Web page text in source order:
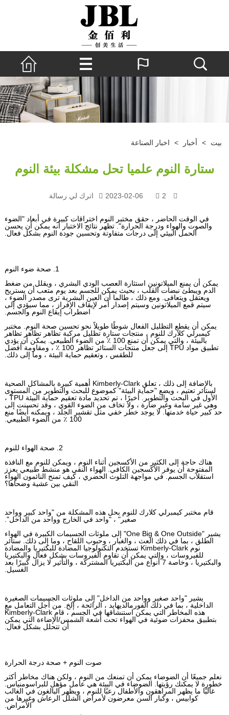
بيت > أخبار > اخبار الصناعة
ستارة النوم علميا تحل مشكلة بيئة النوم
2023-02-06 اترك لي رسالة
في الوقت الحاضر ، حقق مختبر النوم اختراقات كبيرة في أبعاد "الضوء
والصوت والهواء ودرجة الحرارة". تظهر نتائج الاختبار أنه يمكن أن يحسن
الحمل البيئي إلى درجات متفاوتة وتحسين جودة النوم بشكل فعال.
يمكن أن يمنع الميلاتونين استثارة العصب الودي البشري ، ويقلل من ضغط
الدم ويبطئ نبضات القلب ، بحيث يمكن للجسم بعد يوم متعب أن يستريح
ويعتقل ويتعافى. ومع ذلك ، طالما أن العين البشرية ترى مصدر الضوء ،
سيتم قمع الميلاتونين وسيتم إصدار أمر لإيقاف الإفراز ، مما سيؤدي إلى
اضطراب إيقاع النوم والجسم.
يمكن أن يقطع التظليل الفعال شوطًا طويلاً نحو تحسين صحة النوم. مختبر
كيمبرلي كلارك للنوم ، منتجات ستارة تظليل مركبة تظاهر تظاهر تظاهر
بالبيئة ، والتي يمكن أن تمنع 100 ٪ من الضوء الطبيعي. يمكن أن يؤدي
تطبيق مواد TPU إلى جعل منتجات الستائر تظاهر 100 ٪ ، ومقاومة أفضل
للطقس ، وتعقيم حماية البيئة ، وما إلى ذلك.
بالإضافة إلى ذلك ، تعلق Kimberly-Clark أهمية كبيرة بالمشاكل الصحية
لستائر تعتيم ، ويضع "حماية البيئة" كموضوع للبحث والتطوير من المستوى
الأول في البحث والتطوير. أخيرًا ، تم تحديد مادة تعقيم حماية البيئة TPU ،
وهي غير سامة وغير ضارة ، ولا تخاف من الضوء القوي ، وقد تحسنت إلى
حد كبير حياة خدمتها. لا يوجد خطر خفي مثل تقشير الجلد ، ويمكنه أيضًا منع
100 ٪ من الضوء الطبيعي.
2. صحة الهواء للنوم
هناك حاجة إلى الكثير من الأكسجين أثناء النوم ، ويمكن للنوم مع النافذة
المفتوحة أن يوفر الأكسجين الكافي. الهواء النقي هو منشط طبيعي يعزز
استقلاب الجسم. في مواجهة التلوث الحضري ، كيف تمنح النائمون الهواء
النقي بين عشية وضحاها؟
قام مختبر كيمبرلي كلارك للنوم بحل هذه المشكلة من "واحد كبير وواحد
صغير" ، "واحد في الخارج وواحد من الداخل".
يشير "One Big & One Outside" إلى ملوثات الجسيمات الكبيرة في الهواء
الطلق ، بما في ذلك العث ، والغبار ، وحبوب اللقاح ، وما إلى ذلك. ستائر
نوم Kimberly-Clark تستخدم التكنولوجيا المضادة للبكتيريا والمضادة
للفيروسات ، والتي يمكن أن تقاوم الفيروسات بشكل فعال والبكتيريا
والبكتيريا ، وخاصة 7 أنواع من البكتيريا المشتركة ، والتأثير لا يزال كبيرًا بعد
الغسيل.
يشير "واحد صغير وواحد من الداخل" إلى ملوثات الجسيمات الصغيرة
الداخلية ، بما في ذلك الفورمالديهايد ، الرائحة ، إلخ. من أجل التعامل مع
هذه المخاطر التي يمكن استنشاقها في الجسم ، قام Kimberly-Clark
بتطبيق محفزات ضوئية في الهواء تحت أشعة الشمس/الإضاءة التي يمكن
أن تتحلل بشكل فعال.
صوت النوم + صحة درجة الحرارة
نعلم جميعًا أن الضوضاء يمكن أن تمنعك من النوم ، ولكن هناك مخاطر أكثر
خطورة لا يمكنك رؤيتها. الضوضاء في البيئة هي عامل مؤهل للبراسومنياس.
غالبًا ما يظهر المراهقون والأطفال رعبًا للنوم ، ويظهر البالغون في الغالب
كوابيس ، وكبار السن معرضون لأمراض الشلل الرعاش وغيرها من
الأمراض.